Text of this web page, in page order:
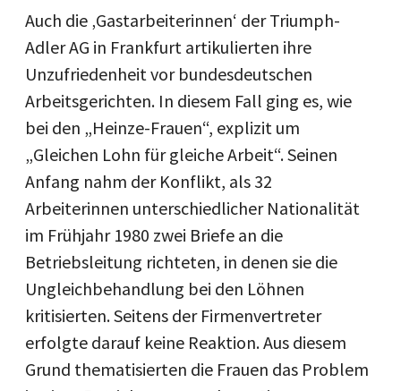
Auch die ‚Gastarbeiterinnen‘ der Triumph-
Adler AG in Frankfurt artikulierten ihre
Unzufriedenheit vor bundesdeutschen
Arbeitsgerichten. In diesem Fall ging es, wie
bei den „Heinze-Frauen“, explizit um
„Gleichen Lohn für gleiche Arbeit“. Seinen
Anfang nahm der Konflikt, als 32
Arbeiterinnen unterschiedlicher Nationalität
im Frühjahr 1980 zwei Briefe an die
Betriebsleitung richteten, in denen sie die
Ungleichbehandlung bei den Löhnen
kritisierten. Seitens der Firmenvertreter
erfolgte darauf keine Reaktion. Aus diesem
Grund thematisierten die Frauen das Problem